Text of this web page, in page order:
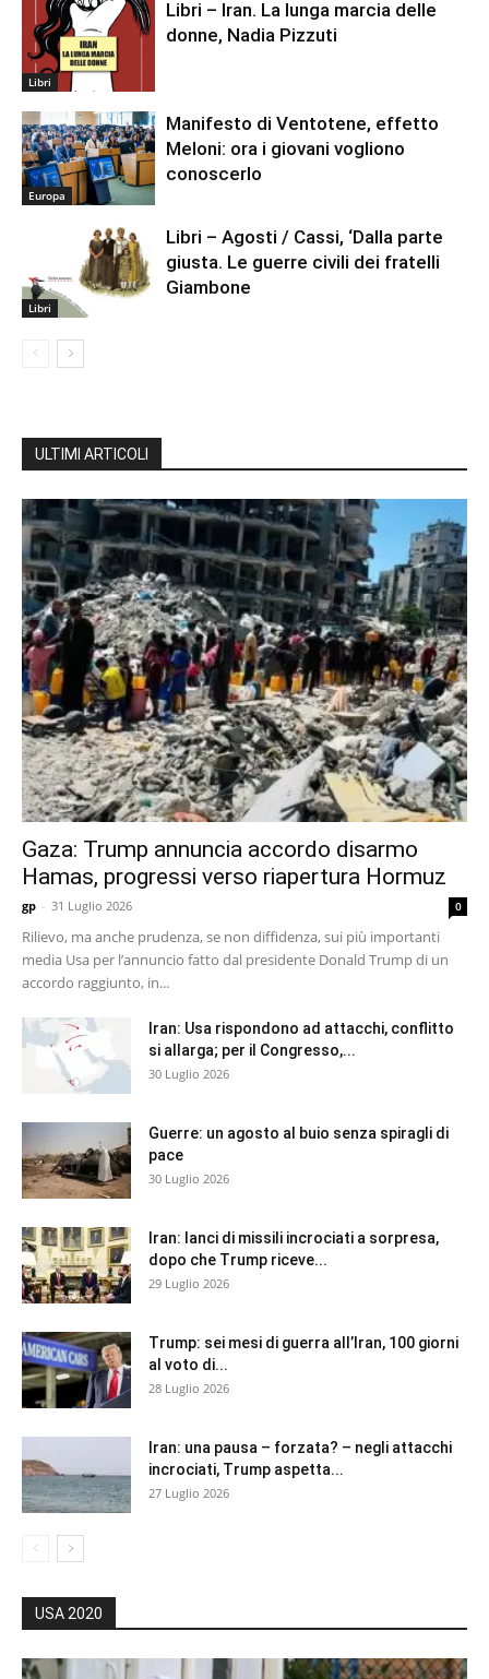
Libri
Libri – Iran. La lunga marcia delle
donne, Nadia Pizzuti
Europa
Manifesto di Ventotene, effetto
Meloni: ora i giovani vogliono
conoscerlo
Libri
Libri – Agosti / Cassi, ‘Dalla parte
giusta. Le guerre civili dei fratelli
Giambone
ULTIMI ARTICOLI
Gaza: Trump annuncia accordo disarmo
Hamas, progressi verso riapertura Hormuz
gp - 31 Luglio 2026 0
Rilievo, ma anche prudenza, se non diffidenza, sui più importanti
media Usa per l’annuncio fatto dal presidente Donald Trump di un
accordo raggiunto, in...
Iran: Usa rispondono ad attacchi, conflitto
si allarga; per il Congresso,...
30 Luglio 2026
Guerre: un agosto al buio senza spiragli di
pace
30 Luglio 2026
Iran: lanci di missili incrociati a sorpresa,
dopo che Trump riceve...
29 Luglio 2026
Trump: sei mesi di guerra all’Iran, 100 giorni
al voto di...
28 Luglio 2026
Iran: una pausa – forzata? – negli attacchi
incrociati, Trump aspetta...
27 Luglio 2026
USA 2020